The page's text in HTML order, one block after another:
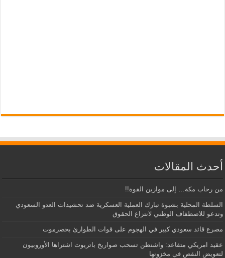
أحدث المقالات
من رحاب مكة… إلى موازين القوة!!
السلطة المحلية بشبوة تبارك العملية العسكرية ضد تحشيدات العدو السعودي
وتدعو للاصطفاف الوطني لانتزاع الحقوق
مصرع قائد سعودي كبير في الهجوم على قوات الطوارئ بحضرموت
عقيد امريكي متقاعد: واشنطن تسحب صواريخ باتريوت اشتراها الأوروبيون
لتعويض النقص في مخزونها